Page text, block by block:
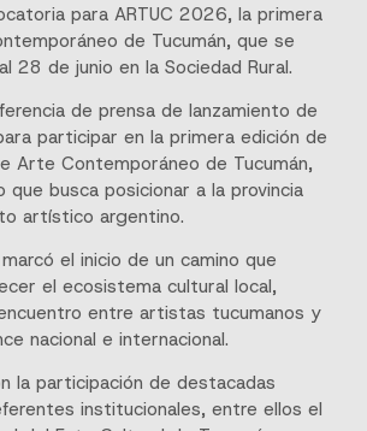
para ARTUC 2026, la primera
de Tucumán, que se
28 de junio en la Sociedad Rural.
de prensa de lanzamiento de
participar en la primera edición de
Arte Contemporáneo de Tucumán,
que busca posicionar a la provincia
artístico argentino.
el inicio de un camino que
el ecosistema cultural local,
entre artistas tucumanos y
nacional e internacional.
la participación de destacadas
institucionales, entre ellos el